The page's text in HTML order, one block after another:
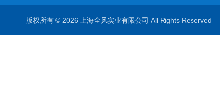
版权所有 © 2026 上海全风实业有限公司 All Rights